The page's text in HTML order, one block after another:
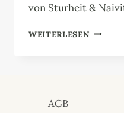
von Sturheit &
WEITERLESEN ESEL
AGB